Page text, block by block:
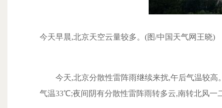
今天早晨,北京天空云量较多。(图/中国天气网王晓)
今天,北京分散性雷阵雨继续来扰,午后气温较
气温33℃;夜间阴有分散性雷阵雨转多云,南转北风一